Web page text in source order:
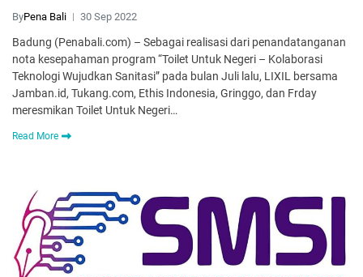
ByPena Bali 30 Sep 2022
Badung (Penabali.com) – Sebagai realisasi dari penandatanganan
nota kesepahaman program “Toilet Untuk Negeri – Kolaborasi
Teknologi Wujudkan Sanitasi” pada bulan Juli lalu, LIXIL bersama
Jamban.id, Tukang.com, Ethis Indonesia, Gringgo, dan Frday
meresmikan Toilet Untuk Negeri…
Read More